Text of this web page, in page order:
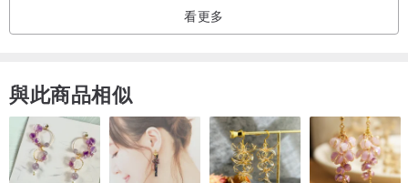
看更多
與此商品相似